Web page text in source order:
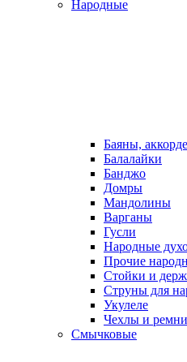
Народные
Баяны,
Балалайки
Банджо
Домры
Мандолины
Варганы
Гусли
Народные
Прочие
Стойки и
Струны для
Укулеле
Чехлы и
Смычковые